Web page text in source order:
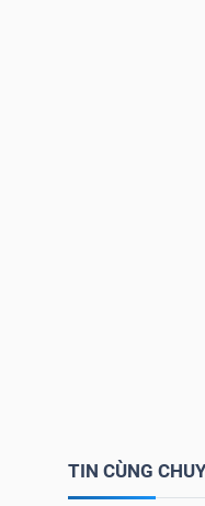
TIN CÙNG
VIETSTOCKFINANCE